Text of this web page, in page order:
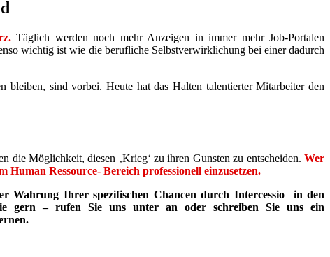
Täglich werden noch mehr Anzeigen in immer mehr Job-Portalen
wichtig ist wie die berufliche Selbstverwirklichung bei einer dadurch
sind vorbei. Heute hat das Halten talentierter Mitarbeiter den
die Möglichkeit, diesen ‚Krieg‘ zu ihren Gunsten zu entscheiden. Wer
Ressource- Bereich professionell einzusetzen.
Wahrung Ihrer spezifischen Chancen durch Intercessio in den
gern – rufen Sie uns unter an oder schreiben Sie uns ein